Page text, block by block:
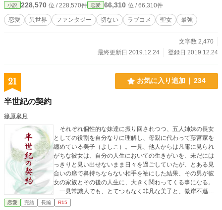
小説 228,570 位 / 228,570件 恋愛 66,310 位 / 66,310件
恋愛 異世界 ファンタジー 切ない ラブコメ 聖女 最強
文字数 2,470
最終更新日 2019.12.24
登録日 2019.12.24
21 お気に入り追加 234
半世紀の契約
篠原皐月
それぞれ個性的な妹達に振り回されつつ、五人姉妹の長女
としての役割を自分なりに理解し、母親に代わって藤宮家を
纏めている美子（よしこ）。一見、他人からは凡庸に見られ
がちな彼女は、自分の人生においての生きがいを、未だには
っきりと見い出せないまま日々を過ごしていたが、とある見
合いの席で鼻持ちならない相手を袖にした結果、その男が彼
女の家族とその後の人生に、大きく関わってくる事になる。
一見常識人でも、とてつもなく非凡な美子と、傲岸不遜で
得体の知れない秀明の、二人の出会いから始まる物語です。
恋愛 完結 長編 R15